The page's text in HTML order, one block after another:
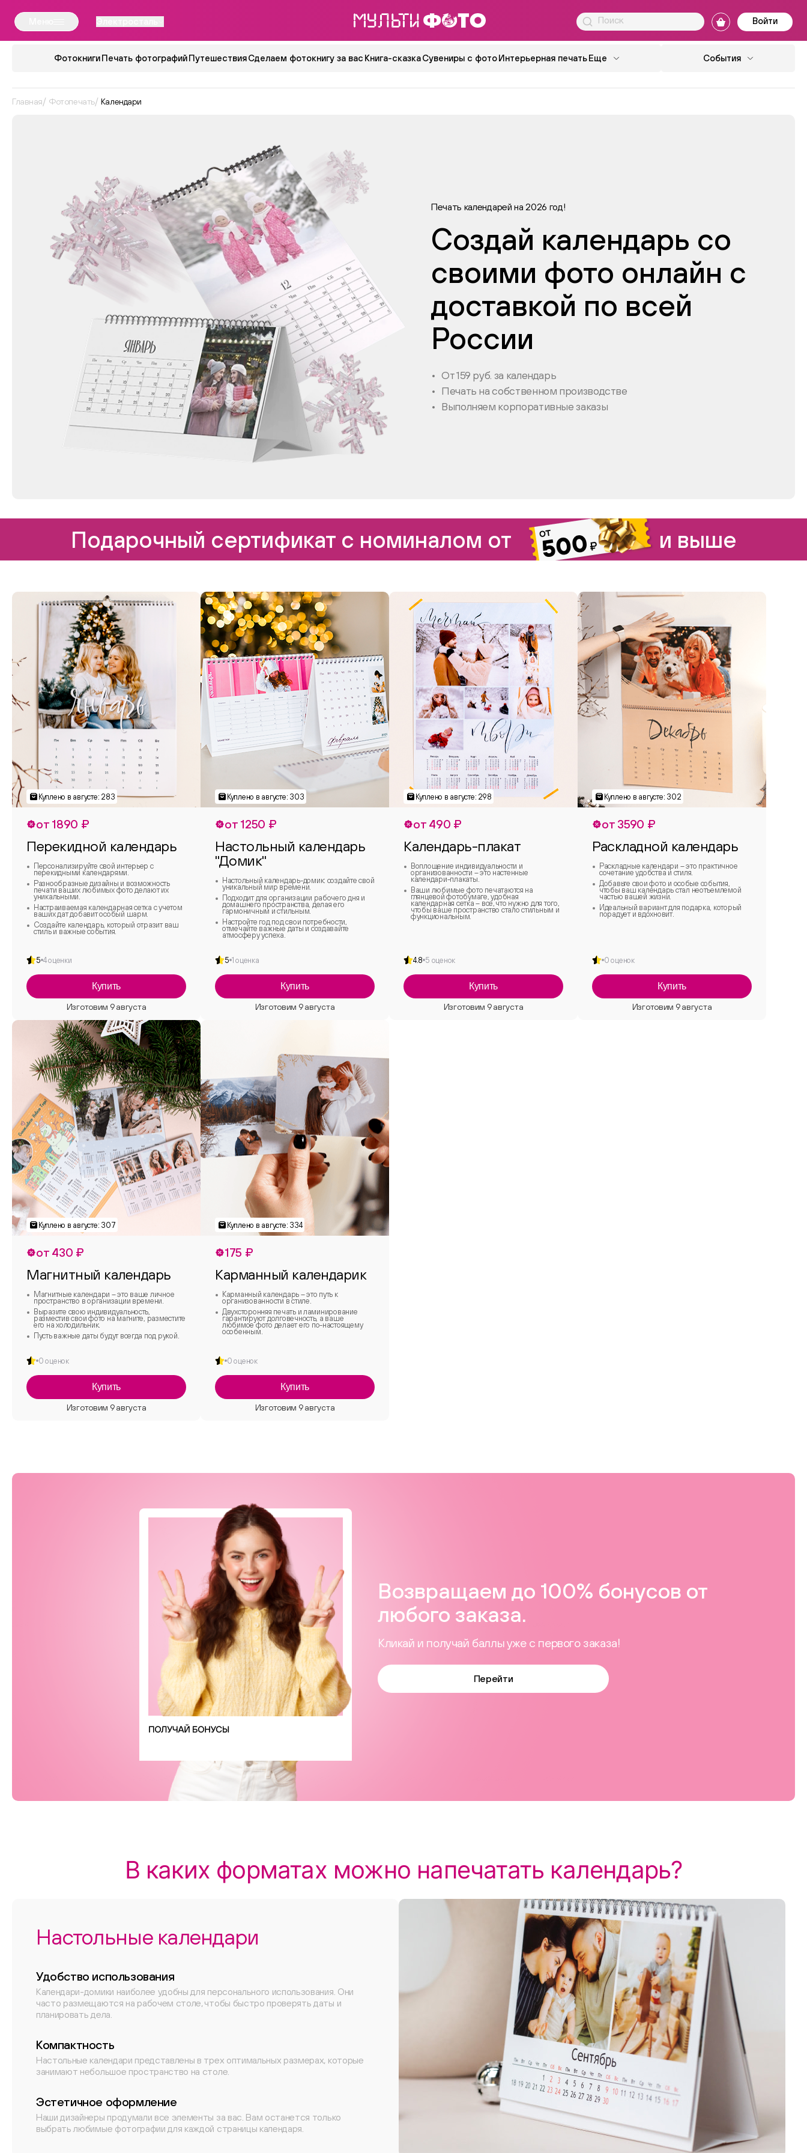
Войти
Фотокниги Печать фотографий Путешествия Сделаем фотокнигу за вас Книга-сказка Сувениры с фото Интерьерная печать Еще События
Главная Фотопечать Календари
Печать календарей на 2026 год!
Создай календарь со
своими фото онлайн с
доставкой по всей
России
От 159 руб. за календарь
Печать на собственном производстве
Выполняем корпоративные заказы
Подарочный сертификат с номиналом от и выше
от 1890 ₽
Перекидной календарь
Персонализируйте свой интерьер с
перекидными календарями.
Разнообразные дизайны и возможность
печати ваших любимых фото делают их
уникальными.
Настраиваемая календарная сетка с учетом
ваших дат добавит особый шарм.
Создайте календарь, который отразит ваш
стиль и важные события.
5 4 оценки
Купить
от 1250 ₽
Настольный календарь
"Домик"
Настольный календарь-домик: создайте свой
уникальный мир времени.
Подходит для организации рабочего дня и
домашнего пространства, делая его
гармоничным и стильным.
Настройте год под свои потребности,
отмечайте важные даты и создавайте
атмосферу успеха.
5 1 оценка
Купить
от 490 ₽
Календарь-плакат
Воплощение индивидуальности и
организованности – это настенные
календари-плакаты.
Ваши любимые фото печатаются на
глянцевой фотобумаге, удобная
календарная сетка – все, что нужно для того,
чтобы ваше пространство стало стильным и
функциональным.
4.8 5 оценок
Купить
от 3590 ₽
Раскладной календарь
Раскладные календари – это практичное
сочетание удобства и стиля.
Добавьте свои фото и особые события,
чтобы ваш календарь стал неотъемлемой
частью вашей жизни.
Идеальный вариант для подарка, который
порадует и вдохновит.
0 оценок
Купить
от 430 ₽
Магнитный календарь
Магнитные календари – это ваше личное
пространство в организации времени.
Выразите свою индивидуальность,
разместив свои фото на магните, разместите
его на холодильник.
Пусть важные даты будут всегда под рукой.
0 оценок
Купить
175 ₽
Карманный календарик
Карманный календарь – это путь к
организованности в стиле.
Двухсторонняя печать и ламинирование
гарантируют долговечность, а ваше
любимое фото делает его по-настоящему
особенным.
0 оценок
Купить
Возвращаем до 100% бонусов от
любого заказа.
Кликай и получай баллы уже с первого заказа!
Перейти
В каких форматах можно напечатать календарь?
Настольные календари
Удобство использования
Календари-домики наиболее удобны для персонального использования. Они
часто размещаются на рабочем столе, чтобы быстро проверять даты и
планировать дела.
Компактность
Настольные календари представлены в трех оптимальных размерах, которые
занимают небольшое пространство на столе.
Эстетичное оформление
Наши дизайнеры продумали все элементы за вас. Вам останется только
выбрать любимые фотографии для каждой страницы календаря.